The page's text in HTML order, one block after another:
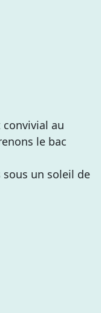
au
le bac
un soleil de